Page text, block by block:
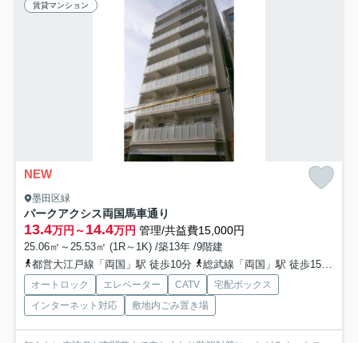
賃貸マンション
NEW
墨田区緑
パークアクシス両国馬車通り
13.4万円～14.4万円 管理/共益費15,000円
25.06㎡～25.53㎡ (1R～1K) /築13年 /9階建
都営大江戸線「両国」駅 徒歩10分
総武線「両国」駅 徒歩15分
オートロック エレベーター CATV
宅配ボックス
インターネット対応
敷地内ごみ置き場